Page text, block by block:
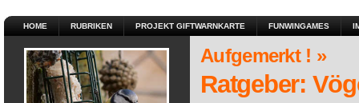
HOME RUBRIKEN PROJEKT GIFTWARNKARTE FUNWINGAMES
Aufgemerkt ! »
Ratgeber: